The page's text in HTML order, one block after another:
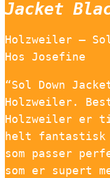
Jacket
Holzweiler –
Hos Josefine
“Sol Down
Holzweiler.
Holzweiler er
helt fantastisk
som passer
som er supert